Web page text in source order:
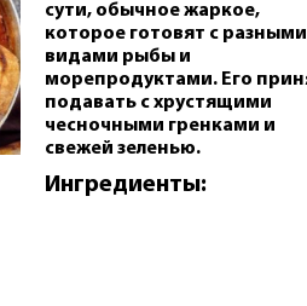
сути, обычное жаркое,
которое готовят с разными
видами рыбы и
морепродуктами. Его
подавать с хрустящими
чесночными гренками и
свежей зеленью.
Ингредиенты: